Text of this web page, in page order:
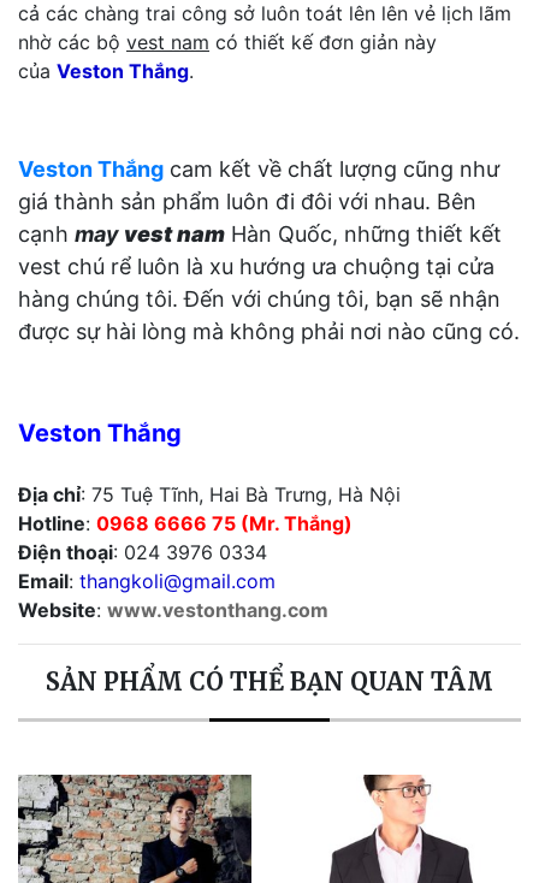
cả các chàng trai công sở luôn toát lên lên vẻ lịch lãm
nhờ các bộ vest nam có thiết kế đơn giản này
của Veston Thắng.
Veston Thắng cam kết về chất lượng cũng như
giá thành sản phẩm luôn đi đôi với nhau. Bên
cạnh may vest nam Hàn Quốc, những thiết kết
vest chú rể luôn là xu hướng ưa chuộng tại cửa
hàng chúng tôi. Đến với chúng tôi, bạn sẽ nhận
được sự hài lòng mà không phải nơi nào cũng có.
Veston Thắng
Địa chỉ: 75 Tuệ Tĩnh, Hai Bà Trưng, Hà Nội
Hotline: 0968 6666 75 (Mr. Thắng)
Điện thoại: 024 3976 0334
Email: thangkoli@gmail.com
Website: www.vestonthang.com
SẢN PHẨM CÓ THỂ BẠN QUAN TÂM